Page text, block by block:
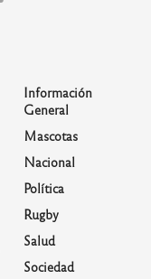
Información
General
Mascotas
Nacional
Política
Rugby
Salud
Sociedad